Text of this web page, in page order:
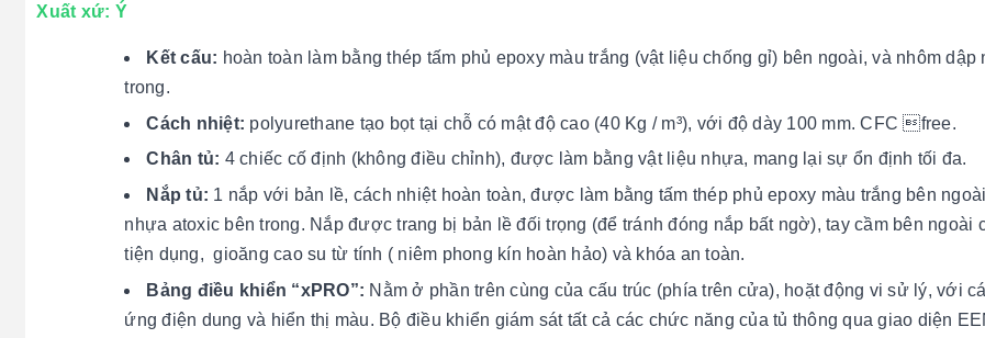
Xuất xứ: Ý
Kết cấu: hoàn toàn làm bằng thép tấm phủ epoxy màu trắng (vật liệu chống gỉ) bên ngoài, và nhôm dập
trong.
Cách nhiệt: polyurethane tạo bọt tại chỗ có mật độ cao (40 Kg / m³), ​​với độ dày 100 mm. CFC free.
Chân tủ: 4 chiếc cố định (không điều chỉnh), được làm bằng vật liệu nhựa, mang lại sự ổn định tối đa.
Nắp tủ: 1 nắp với bản lề, cách nhiệt hoàn toàn, được làm bằng tấm thép phủ epoxy màu trắng bên
nhựa atoxic bên trong. Nắp được trang bị bản lề đối trọng (để tránh đóng nắp bất ngờ), tay cầm bên ngoài
tiện dụng, gioăng cao su từ tính ( niêm phong kín hoàn hảo) và khóa an toàn.
Bảng điều khiển “xPRO”: Nằm ở phần trên cùng của cấu trúc (phía trên cửa), hoặt động vi sử lý, với
ứng điện dung và hiển thị màu. Bộ điều khiển giám sát tất cả các chức năng của tủ thông qua giao diện